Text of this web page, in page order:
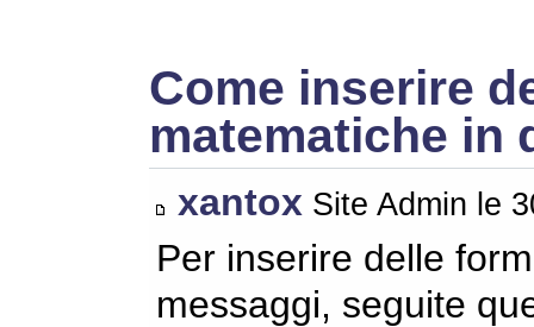
Come inserire
matematiche in
xantox Site Admin le
Per inserire delle
messaggi, seguite